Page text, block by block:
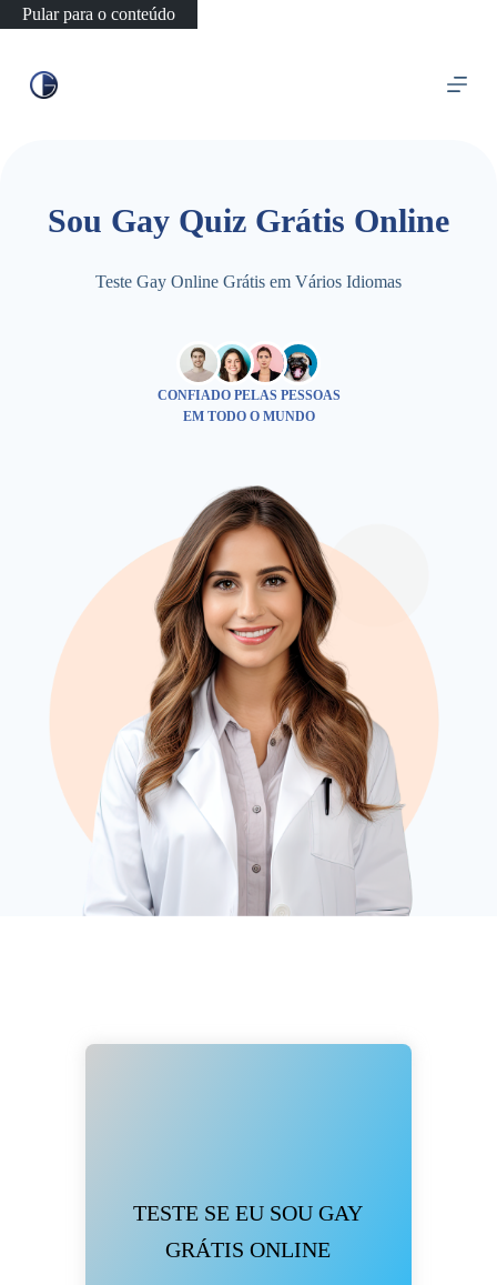
Pular para o conteúdo
Sou Gay Quiz Grátis Online
Teste Gay Online Grátis em Vários Idiomas
CONFIADO PELAS PESSOAS
EM TODO O MUNDO
TESTE SE EU SOU GAY
GRÁTIS ONLINE